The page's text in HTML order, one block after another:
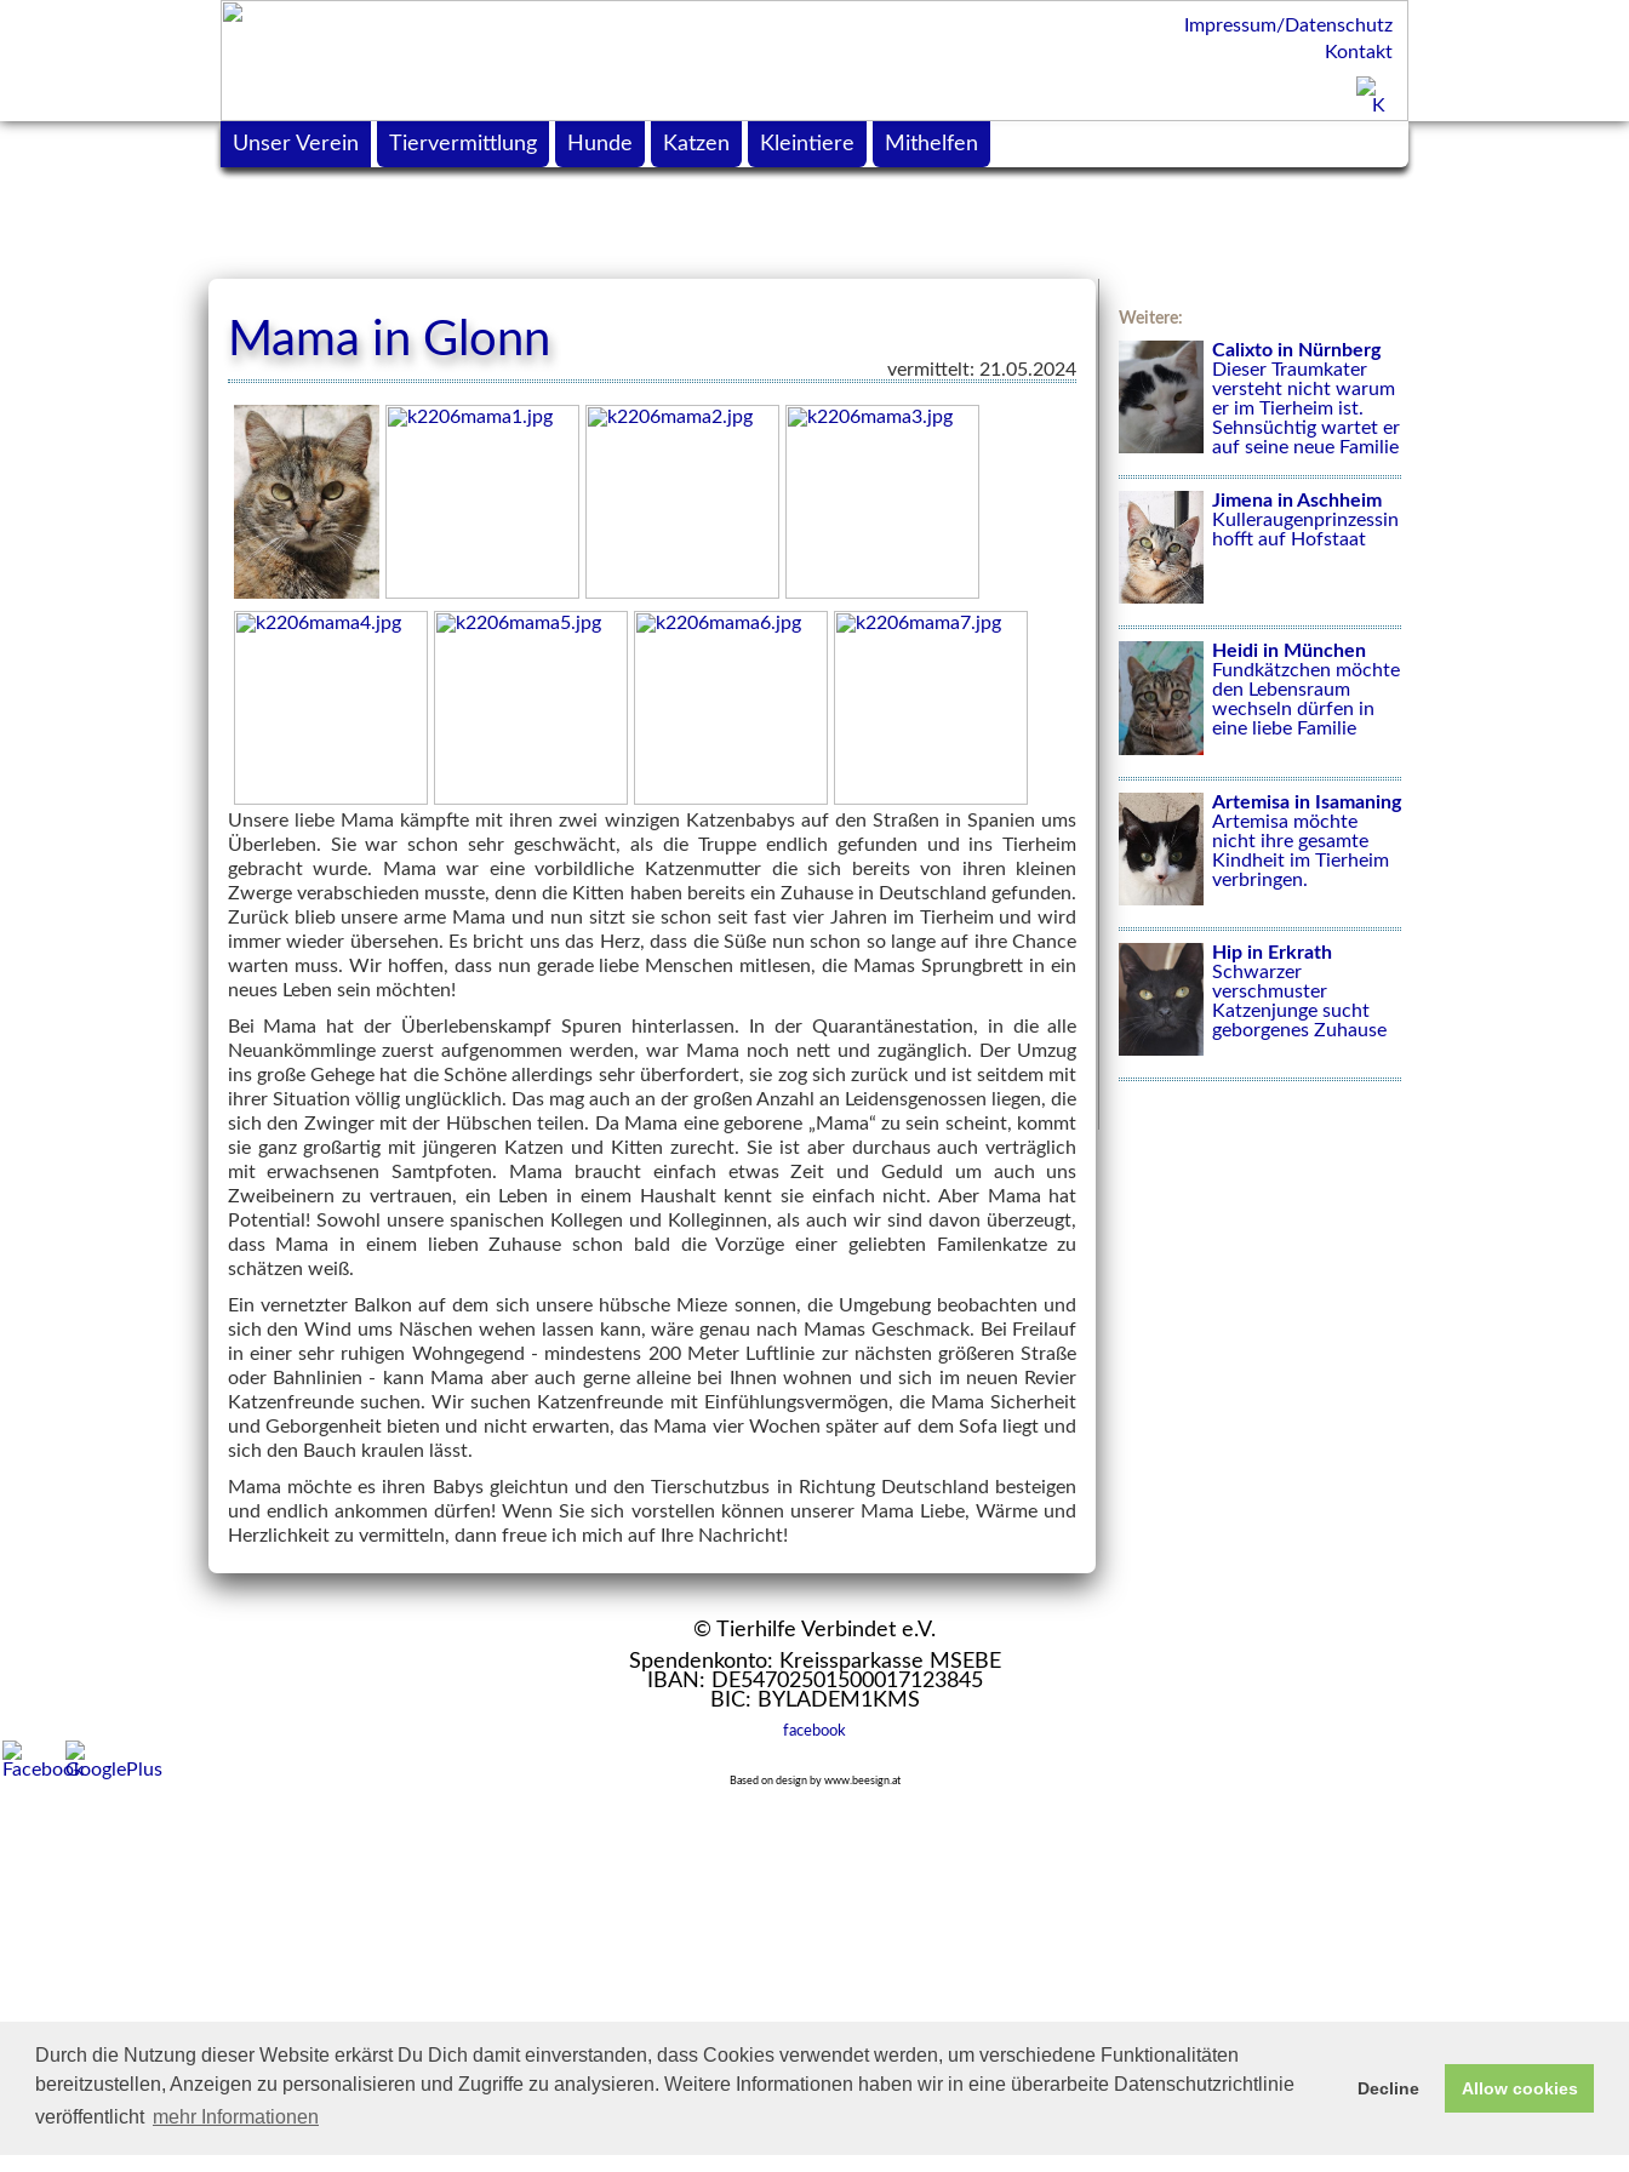
Durch die Nutzung dieser Website erkärst Du Dich damit einverstanden, dass Cookies verwendet werden, um verschiedene Funktionalitäten
bereitzustellen, Anzeigen zu personalisieren und Zugriffe zu analysieren. Weitere Informationen haben wir in eine überarbeite Datenschutzrichtlinie
veröffentlicht mehr Informationen
Decline Allow cookies
Weitere:
Calixto in Nürnberg
Dieser Traumkater
versteht nicht warum
er im Tierheim ist.
Sehnsüchtig wartet er
auf seine neue Familie
Jimena in Aschheim
Kulleraugenprinzessin
hofft auf Hofstaat
Heidi in München
Fundkätzchen möchte
den Lebensraum
wechseln dürfen in
eine liebe Familie
Artemisa in Isamaning
Artemisa möchte
nicht ihre gesamte
Kindheit im Tierheim
verbringen.
Hip in Erkrath
Schwarzer
verschmuster
Katzenjunge sucht
geborgenes Zuhause
Mama in Glonn
vermittelt: 21.05.2024
Unsere liebe Mama kämpfte mit ihren zwei winzigen Katzenbabys auf den Straßen in Spanien ums
Überleben. Sie war schon sehr geschwächt, als die Truppe endlich gefunden und ins Tierheim
gebracht wurde. Mama war eine vorbildliche Katzenmutter die sich bereits von ihren kleinen
Zwerge verabschieden musste, denn die Kitten haben bereits ein Zuhause in Deutschland gefunden.
Zurück blieb unsere arme Mama und nun sitzt sie schon seit fast vier Jahren im Tierheim und wird
immer wieder übersehen. Es bricht uns das Herz, dass die Süße nun schon so lange auf ihre Chance
warten muss. Wir hoffen, dass nun gerade liebe Menschen mitlesen, die Mamas Sprungbrett in ein
neues Leben sein möchten!
Bei Mama hat der Überlebenskampf Spuren hinterlassen. In der Quarantänestation, in die alle
Neuankömmlinge zuerst aufgenommen werden, war Mama noch nett und zugänglich. Der Umzug
ins große Gehege hat die Schöne allerdings sehr überfordert, sie zog sich zurück und ist seitdem mit
ihrer Situation völlig unglücklich. Das mag auch an der großen Anzahl an Leidensgenossen liegen, die
sich den Zwinger mit der Hübschen teilen. Da Mama eine geborene „Mama“ zu sein scheint, kommt
sie ganz großartig mit jüngeren Katzen und Kitten zurecht. Sie ist aber durchaus auch verträglich
mit erwachsenen Samtpfoten. Mama braucht einfach etwas Zeit und Geduld um auch uns
Zweibeinern zu vertrauen, ein Leben in einem Haushalt kennt sie einfach nicht. Aber Mama hat
Potential! Sowohl unsere spanischen Kollegen und Kolleginnen, als auch wir sind davon überzeugt,
dass Mama in einem lieben Zuhause schon bald die Vorzüge einer geliebten Familenkatze zu
schätzen weiß.
Ein vernetzter Balkon auf dem sich unsere hübsche Mieze sonnen, die Umgebung beobachten und
sich den Wind ums Näschen wehen lassen kann, wäre genau nach Mamas Geschmack. Bei Freilauf
in einer sehr ruhigen Wohngegend - mindestens 200 Meter Luftlinie zur nächsten größeren Straße
oder Bahnlinien - kann Mama aber auch gerne alleine bei Ihnen wohnen und sich im neuen Revier
Katzenfreunde suchen. Wir suchen Katzenfreunde mit Einfühlungsvermögen, die Mama Sicherheit
und Geborgenheit bieten und nicht erwarten, das Mama vier Wochen später auf dem Sofa liegt und
sich den Bauch kraulen lässt.
Mama möchte es ihren Babys gleichtun und den Tierschutzbus in Richtung Deutschland besteigen
und endlich ankommen dürfen! Wenn Sie sich vorstellen können unserer Mama Liebe, Wärme und
Herzlichkeit zu vermitteln, dann freue ich mich auf Ihre Nachricht!
© Tierhilfe Verbindet e.V.
Spendenkonto: Kreissparkasse MSEBE
IBAN: DE54702501500017123845
BIC: BYLADEM1KMS
facebook
Based on design by www.beesign.at
Impressum/Datenschutz
Kontakt
Helfen Sie mit!
Impressum/DatenschutzTierhilfe Verbindet (c)
Unser Verein Tiervermittlung Hunde Katzen Kleintiere Mithelfen